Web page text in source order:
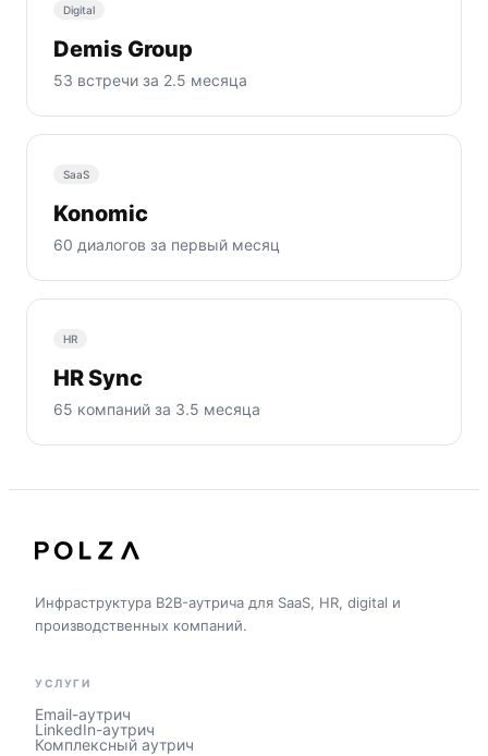
Digital
Demis Group
53 встречи за 2.5 месяца
SaaS
Konomic
60 диалогов за первый месяц
HR
HR Sync
65 компаний за 3.5 месяца
Инфраструктура B2B-аутрича для SaaS, HR, digital и
производственных компаний.
УСЛУГИ
Email-аутрич
LinkedIn-аутрич
Комплексный аутрич